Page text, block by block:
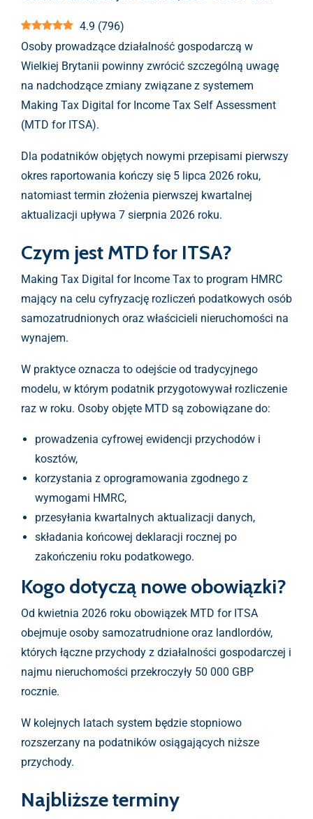
4.9 (796)
Osoby prowadzące działalność gospodarczą w
Wielkiej Brytanii powinny zwrócić szczególną uwagę
na nadchodzące zmiany związane z systemem
Making Tax Digital for Income Tax Self Assessment
(MTD for ITSA).
Dla podatników objętych nowymi przepisami pierwszy
okres raportowania kończy się 5 lipca 2026 roku,
natomiast termin złożenia pierwszej kwartalnej
aktualizacji upływa 7 sierpnia 2026 roku.
Czym jest MTD for ITSA?
Making Tax Digital for Income Tax to program HMRC
mający na celu cyfryzację rozliczeń podatkowych osób
samozatrudnionych oraz właścicieli nieruchomości na
wynajem.
W praktyce oznacza to odejście od tradycyjnego
modelu, w którym podatnik przygotowywał rozliczenie
raz w roku. Osoby objęte MTD są zobowiązane do:
prowadzenia cyfrowej ewidencji przychodów i
kosztów,
korzystania z oprogramowania zgodnego z
wymogami HMRC,
przesyłania kwartalnych aktualizacji danych,
składania końcowej deklaracji rocznej po
zakończeniu roku podatkowego.
Kogo dotyczą nowe obowiązki?
Od kwietnia 2026 roku obowiązek MTD for ITSA
obejmuje osoby samozatrudnione oraz landlordów,
których łączne przychody z działalności gospodarczej i
najmu nieruchomości przekroczyły 50 000 GBP
rocznie.
W kolejnych latach system będzie stopniowo
rozszerzany na podatników osiągających niższe
przychody.
Najbliższe terminy